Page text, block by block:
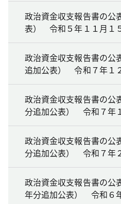
政治資金収支報告書の公
表） 令和５年１１月１
政治資金収支報告書の公
追加公表） 令和７年１
政治資金収支報告書の公
分追加公表） 令和７年
政治資金収支報告書の公
分追加公表） 令和７年
政治資金収支報告書の公
年分追加公表） 令和６